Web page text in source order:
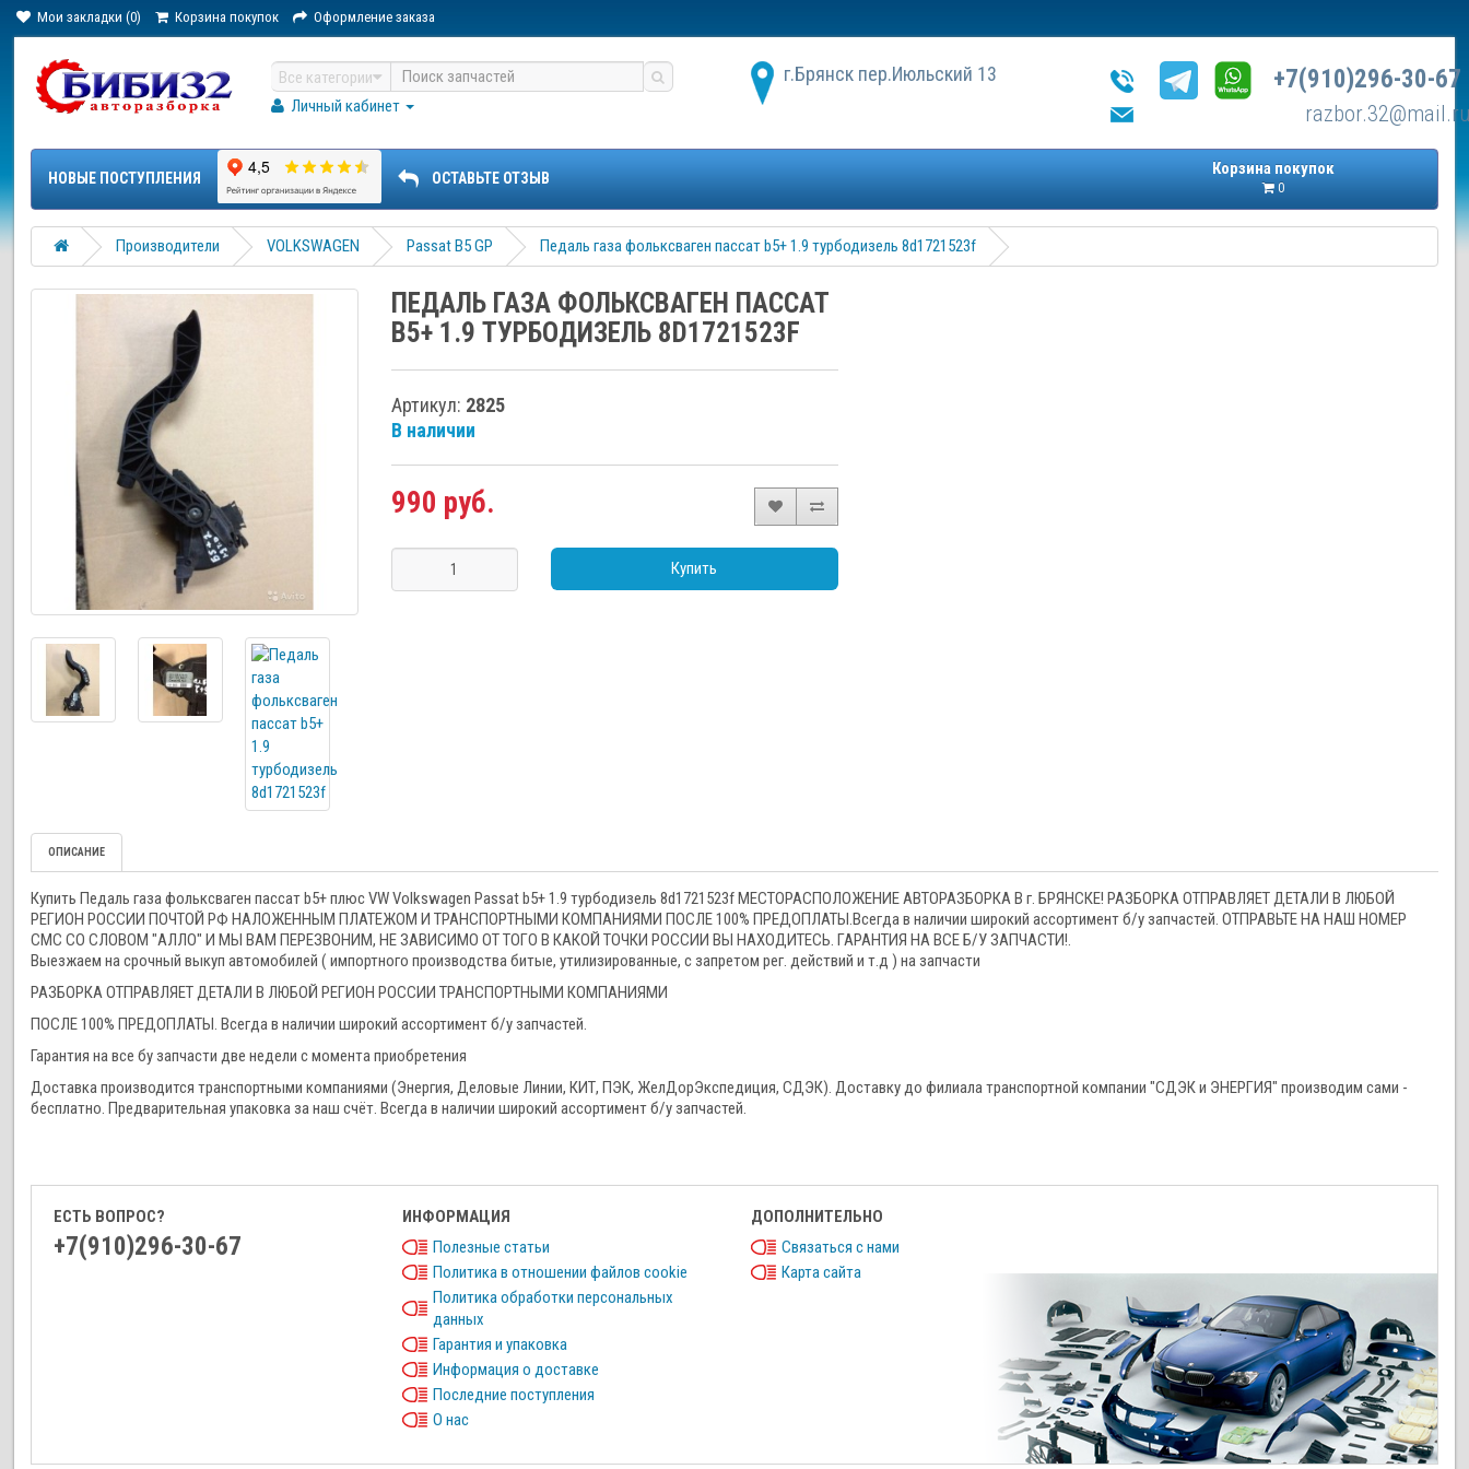
Мои закладки (0) Корзина покупок Оформление заказа
Все категории
Личный кабинет
г.Брянск пер.Июльский 13 +7(910)296-30-67
Корзина покупок
0
НОВЫЕ ПОСТУПЛЕНИЯ ОСТАВЬТЕ ОТЗЫВ
Производители VOLKSWAGEN Passat B5 GP Педаль газа фольксваген пассат b5+ 1.9 турбодизель 8d1721523f
ПЕДАЛЬ ГАЗА ФОЛЬКСВАГЕН ПАССАТ
B5+ 1.9 ТУРБОДИЗЕЛЬ 8D1721523F
Артикул: 2825
В наличии
990 руб.
Купить
ОПИСАНИЕ
Купить Педаль газа фольксваген пассат b5+ плюс VW Volkswagen Passat b5+ 1.9 турбодизель 8d1721523f МЕСТОРАСПОЛОЖЕНИЕ АВТОРАЗБОРКА В г. БРЯНСКЕ! РАЗБОРКА ОТПРАВЛЯЕТ ДЕТАЛИ В ЛЮБОЙ
РЕГИОН РОССИИ ПОЧТОЙ РФ НАЛОЖЕННЫМ ПЛАТЕЖОМ И ТРАНСПОРТНЫМИ КОМПАНИЯМИ ПОСЛЕ 100% ПРЕДОПЛАТЫ.Всегда в наличии широкий ассортимент б/у запчастей. ОТПРАВЬТЕ НА НАШ НОМЕР
СМС СО СЛОВОМ "АЛЛО" И МЫ ВАМ ПЕРЕЗВОНИМ, НЕ ЗАВИСИМО ОТ ТОГО В КАКОЙ ТОЧКИ РОССИИ ВЫ НАХОДИТЕСЬ. ГАРАНТИЯ НА ВСЕ Б/У ЗАПЧАСТИ!.
Выезжаем на срочный выкуп автомобилей ( импортного производства битые, утилизированные, с запретом рег. действий и т.д ) на запчасти
РАЗБОРКА ОТПРАВЛЯЕТ ДЕТАЛИ В ЛЮБОЙ РЕГИОН РОССИИ ТРАНСПОРТНЫМИ КОМПАНИЯМИ
ПОСЛЕ 100% ПРЕДОПЛАТЫ. Всегда в наличии широкий ассортимент б/у запчастей.
Гарантия на все бу запчасти две недели с момента приобретения
Доставка производится транспортными компаниями (Энергия, Деловые Линии, КИТ, ПЭК, ЖелДорЭкспедиция, СДЭК). Доставку до филиала транспортной компании "СДЭК и ЭНЕРГИЯ" производим сами -
бесплатно. Предварительная упаковка за наш счёт. Всегда в наличии широкий ассортимент б/у запчастей.
ЕСТЬ ВОПРОС?
+7(910)296-30-67
ИНФОРМАЦИЯ
Полезные статьи
Политика в отношении файлов cookie
Политика обработки персональных
данных
Гарантия и упаковка
Информация о доставке
Последние поступления
О нас
ДОПОЛНИТЕЛЬНО
Связаться с нами
Карта сайта